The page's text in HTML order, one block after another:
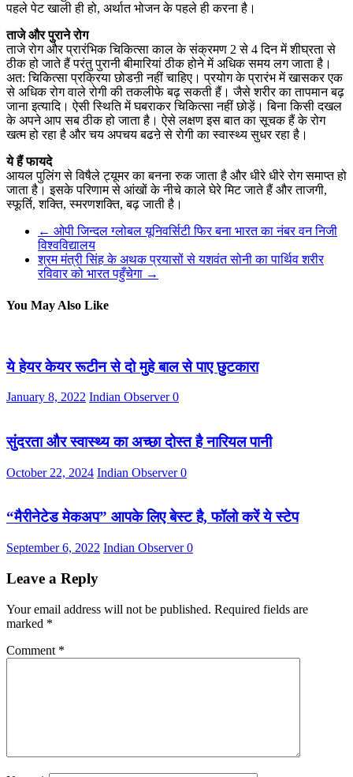
पहले पेट खाली ही हो, अर्थात भोजन के पहले ही करना है।
ताजे और पुराने रोग
ताजे रोग और प्रारंभिक चिकित्सा काल के संक्रमण 2 से 4 दिन में शीघ्रता से
ठीक हो जाते हैं परंतु पुरानी बीमारियां ठीक होने में अधिक समय लग जाता है।
अत: चिकित्सा प्रक्रिया छोडऩी नहीं चाहिए। प्रयोग के प्रारंभ में खासकर एक
से अधिक रोग वाले रोगी की तकलीफे बढ़ सकती हैं। जैसे शरीर का तापमान बढ़
जाना इत्यादि। ऐसी स्थिति में घबराकर चिकित्सा नहीं छोड़ें। बिना किसी दखल
के अपने आप सब ठीक हो जाता है। ऐसे लक्षण इस बात का सूचक हैं के रोग
खत्म हो रहा है और चय अपचय बढऩे से रोगी का स्वास्थ्य सुधर रहा है।
ये हैं फायदे
आयल पुलिंग से विषैले ट्यूमर का बनना रुक जाता है और धीरे धीरे रोग समाप्त हो
जाता है। इसके परिणाम से आंखों के नीचे काले घेरे मिट जाते हैं और ताजगी,
स्फूर्ति, शक्ति, स्मरणशक्ति, बढ़ जाती है।
← ओपी जिन्दल ग्लोबल यूनिवर्सिटी फिर बना भारत का नंबर वन निजी
विश्वविद्यालय
श्रम मंत्री सिंह के अथक प्रयासों से यशवंत सोनी का पार्थिव शरीर
रविवार को भारत पहुँचेगा →
You May Also Like
ये हेयर केयर रूटीन से दो मुहे बाल से पाए छुटकारा
January 8, 2022 Indian Observer0
सुंदरता और स्वास्थ्य का अच्छा दोस्त है नारियल पानी
October 22, 2024 Indian Observer0
“मैरीनेटेड मेकअप” आपके लिए बेस्ट है, फॉलो करें ये स्टेप
September 6, 2022 Indian Observer0
Leave a Reply
Your email address will not be published. Required fields are
marked *
Comment *